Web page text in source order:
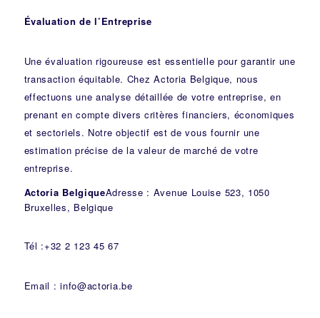
Évaluation de l’Entreprise
Une évaluation rigoureuse est essentielle pour garantir une
transaction équitable. Chez Actoria Belgique, nous
effectuons une analyse détaillée de votre entreprise, en
prenant en compte divers critères financiers, économiques
et sectoriels. Notre objectif est de vous fournir une
estimation précise de la valeur de marché de votre
entreprise.
Actoria BelgiqueAdresse : Avenue Louise 523, 1050
Bruxelles, Belgique
Tél :+32 2 123 45 67
Email : info@actoria.be